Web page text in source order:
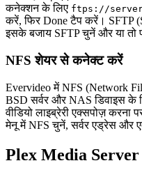
कनेक्शन के लिए ftps://
करें, फिर Done टैप करें। SFTP
इसके बजाय SFTP चुनें और या तो
NFS शेयर से कनेक्ट करें
Evervideo में NFS (Network
BSD सर्वर और NAS डिवाइस के
वीडियो लाइब्रेरी एक्सपोज़
मेनू में NFS चुनें, सर्वर एड्रेस और
Plex Media